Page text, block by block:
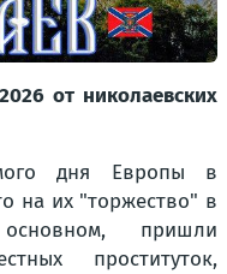
от николаевских
дня Европы в
на их "торжество" в
пришли
проституток,